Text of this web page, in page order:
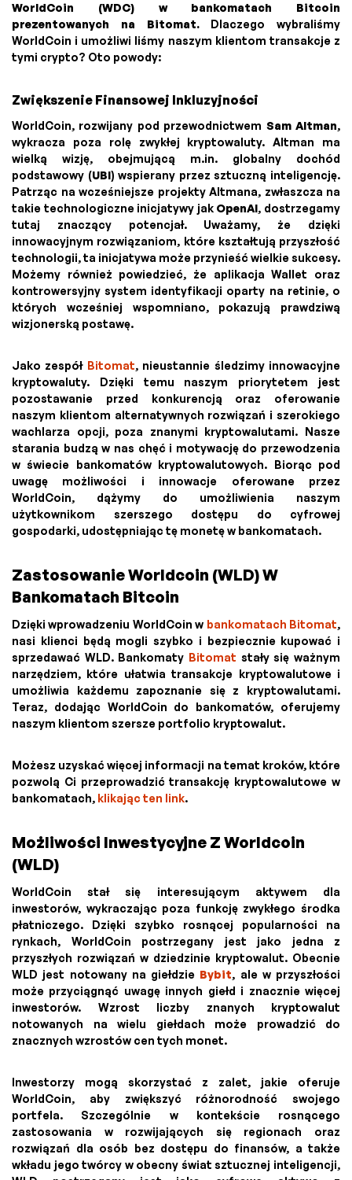
WorldCoin (WDC) w bankomatach Bitcoin
prezentowanych na Bitomat.Dlaczego wybraliśmy
WorldCoin i umożliwi liśmy naszym klientom transakcje z
tymi crypto? Oto powody:
Zwiększenie Finansowej Inkluzyjności
WorldCoin, rozwijany pod przewodnictwem Sam Altman,
wykracza poza rolę zwykłej kryptowaluty. Altman ma
wielką wizję, obejmującą m.in. globalny dochód
podstawowy (UBI) wspierany przez sztuczną inteligencję.
Patrząc na wcześniejsze projekty Altmana, zwłaszcza na
takie technologiczne inicjatywy jak OpenAI, dostrzegamy
tutaj znaczący potencjał. Uważamy, że dzięki
innowacyjnym rozwiązaniom, które kształtują przyszłość
technologii, ta inicjatywa może przynieść wielkie sukcesy.
Możemy również powiedzieć, że aplikacja Wallet oraz
kontrowersyjny system identyfikacji oparty na retinie, o
których wcześniej wspomniano, pokazują prawdziwą
wizjonerską postawę.
Jako zespół Bitomat, nieustannie śledzimy innowacyjne
kryptowaluty. Dzięki temu naszym priorytetem jest
pozostawanie przed konkurencją oraz oferowanie
naszym klientom alternatywnych rozwiązań i szerokiego
wachlarza opcji, poza znanymi kryptowalutami. Nasze
starania budzą w nas chęć i motywację do przewodzenia
w świecie bankomatów kryptowalutowych. Biorąc pod
uwagę możliwości i innowacje oferowane przez
WorldCoin, dążymy do umożliwienia naszym
użytkownikom szerszego dostępu do cyfrowej
gospodarki, udostępniając tę monetę w bankomatach.
Zastosowanie Worldcoin (WLD) W
Bankomatach Bitcoin
Dzięki wprowadzeniu WorldCoin w bankomatach Bitomat,
nasi klienci będą mogli szybko i bezpiecznie kupować i
sprzedawać WLD. Bankomaty Bitomat stały się ważnym
narzędziem, które ułatwia transakcje kryptowalutowe i
umożliwia każdemu zapoznanie się z kryptowalutami.
Teraz, dodając WorldCoin do bankomatów, oferujemy
naszym klientom szersze portfolio kryptowalut.
Możesz uzyskać więcej informacji na temat kroków, które
pozwolą Ci przeprowadzić transakcję kryptowalutowe w
bankomatach, klikając ten link.
Możliwości Inwestycyjne Z Worldcoin
(WLD)
WorldCoin stał się interesującym aktywem dla
inwestorów, wykraczając poza funkcję zwykłego środka
płatniczego. Dzięki szybko rosnącej popularności na
rynkach, WorldCoin postrzegany jest jako jedna z
przyszłych rozwiązań w dziedzinie kryptowalut. Obecnie
WLD jest notowany na giełdzie Bybit, ale w przyszłości
może przyciągnąć uwagę innych giełd i znacznie więcej
inwestorów. Wzrost liczby znanych kryptowalut
notowanych na wielu giełdach może prowadzić do
znacznych wzrostów cen tych monet.
Inwestorzy mogą skorzystać z zalet, jakie oferuje
WorldCoin, aby zwiększyć różnorodność swojego
portfela. Szczególnie w kontekście rosnącego
zastosowania w rozwijających się regionach oraz
rozwiązań dla osób bez dostępu do finansów, a także
wkładu jego twórcy w obecny świat sztucznej inteligencji,